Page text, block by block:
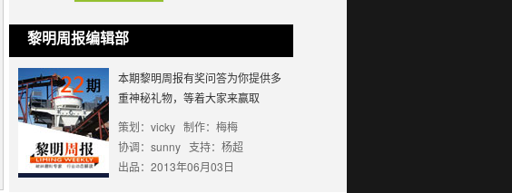
黎明周报编辑部
本期黎明周报有奖问答为你提供多
重神秘礼物，等着大家来赢取
策划：vicky 制作：梅梅
协调：sunny 支持：杨超
出品：2013年06月03日